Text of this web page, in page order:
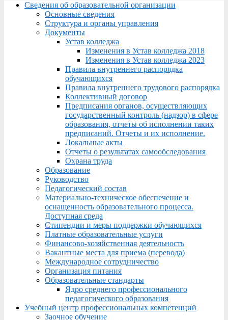
Menu
Сведения об образовательной организации
Основные сведения
Структура и органы управления
Документы
Устав колледжа
Изменения в Устав колледжа 2018
Изменения в Устав колледжа 2023
Правила внутреннего распорядка
обучающихся
Правила внутреннего трудового распорядка
Коллективный договор
Предписания органов, осуществляющих
государственный контроль (надзор) в сфере
образования, отчеты об исполнении таких
предписаний. Отчеты и их исполнение.
Локальные акты
Отчеты о результатах самообследования
Охрана труда
Образование
Руководство
Педагогический состав
Материально-техническое обеспечение и
оснащенность образовательного процесса.
Доступная среда
Стипендии и меры поддержки обучающихся
Платные образовательные услуги
Финансово-хозяйственная деятельность
Вакантные места для приема (перевода)
Международное сотрудничество
Организация питания
Образовательные стандарты
Ядро среднего профессионального
педагогического образования
Учебный центр профессиональных компетенций
Заочное обучение